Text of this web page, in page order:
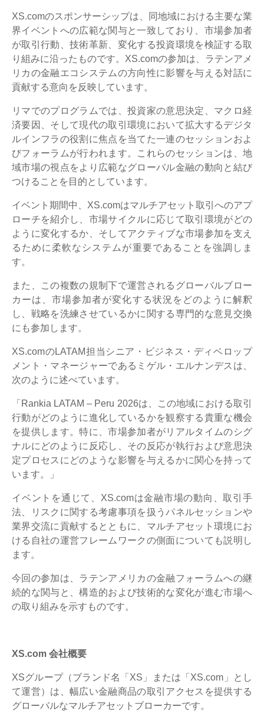
XS.comのスポンサーシップは、同地域における主要な業
界イベントへの広範な関与と一致しており、市場参加者
が取引行動、技術革新、変化する投資環境を検証する取
り組みに沿ったものです。XS.comの参加は、ラテンアメ
リカの金融エコシステムの方向性に影響を与える対話に
貢献する意向を反映しています。
リマでのプログラムでは、投資家の意思決定、マクロ経
済要因、そして現代の取引環境において拡大するデジタ
ルインフラの役割に焦点を当てた一連のセッションおよ
びフォーラムが行われます。これらのセッションは、地
域市場の視点をより広範なグローバル金融の動向と結び
つけることを目的としています。
イベント期間中、XS.comはマルチアセット取引へのアプ
ローチを紹介し、市場サイクルに応じて取引環境がどの
ように変化するか、そしてアクティブな市場参加を支え
るために柔軟なシステムが重要であることを強調しま
す。
また、この複数の規制下で運営されるグローバルブロー
カーは、市場参加者が変化する状況をどのように解釈
し、戦略を洗練させているかに関する専門的な意見交換
にも参加します。
XS.comのLATAM担当シニア・ビジネス・ディベロップ
メント・マネージャーであるミゲル・エルナンデスは、
次のように述べています。
「Rankia LATAM – Peru 2026は、この地域における取引
行動がどのように進化しているかを観察する貴重な機会
を提供します。特に、市場参加者がリアルタイムのシグ
ナルにどのように反応し、その反応が執行および意思決
定プロセスにどのような影響を与えるかに関心を持って
います。」
イベントを通じて、XS.comは金融市場の動向、取引手
法、リスクに関する考慮事項を扱うパネルセッションや
業界交流に貢献するとともに、マルチアセット環境にお
ける自社の運営フレームワークの側面についても説明し
ます。
今回の参加は、ラテンアメリカの金融フォーラムへの継
続的な関与と、構造的および技術的な変化が進む市場へ
の取り組みを示すものです。
XS.com 会社概要
XSグループ（ブランド名「XS」または「XS.com」とし
て運営）は、幅広い金融商品の取引アクセスを提供する
グローバルなマルチアセットブローカーです。